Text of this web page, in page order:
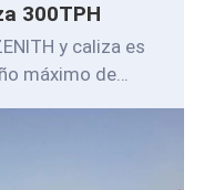
300TPH
y caliza es
máximo de